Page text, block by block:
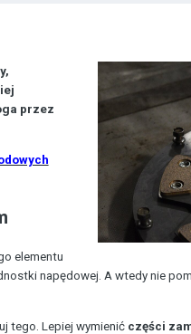
przez
elementu
napędowej. A wtedy nie
tego. Lepiej wymienić części